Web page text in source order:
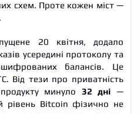
схем. Проте кожен міст —
20 квітня, додало
усередині протоколу та
балансів. Це
Від тези про приватність
минуло 32 дні —
рівень Bitcoin фізично не